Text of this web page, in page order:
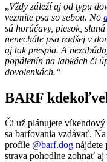
„Vždy záleží aj od typu
vezmite psa so sebou. No
sú horúčavy, piesok,
nenecháte psa radšej v
aj tak prespia. A
popálenín na labkách či
dovolenkách.“
BARF
Či už plánujete
sa barfovania vzdávať.
profile @barf.dog nájdete
strava pohodlne zohnať aj